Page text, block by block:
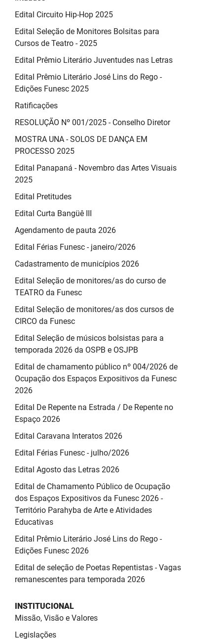
Edital Circuito Hip-Hop 2025
Edital Seleção de Monitores Bolsitas para
Cursos de Teatro - 2025
Edital Prêmio Literário Juventudes nas Letras
Edital Prêmio Literário José Lins do Rego -
Edições Funesc 2025
Ratificações
RESOLUÇÃO Nº 001/2025 - Conselho Diretor
MOSTRA UNA - SOLOS DE DANÇA EM
PROCESSO 2025
Edital Panapaná - Novembro das Artes Visuais
2025
Edital Pretitudes
Edital Curta Bangüê III
Agendamento de pauta 2026
Edital Férias Funesc - janeiro/2026
Cadastramento de municípios 2026
Edital Seleção de monitores/as do curso de
TEATRO da Funesc
Edital Seleção de monitores/as dos cursos de
CIRCO da Funesc
Edital Seleção de músicos bolsistas para a
temporada 2026 da OSPB e OSJPB
Edital de chamamento público nº 004/2026 de
Ocupação dos Espaços Expositivos da Funesc
2026
Edital De Repente na Estrada / De Repente no
Espaço 2026
Edital Caravana Interatos 2026
Edital Férias Funesc - julho/2026
Edital Agosto das Letras 2026
Edital de Chamamento Público de Ocupação
dos Espaços Expositivos da Funesc 2026 -
Território Parahyba de Arte e Atividades
Educativas
Edital Prêmio Literário José Lins do Rego -
Edições Funesc 2026
Edital de seleção de Poetas Repentistas - Vagas
remanescentes para temporada 2026
INSTITUCIONAL
Missão, Visão e Valores
Legislações